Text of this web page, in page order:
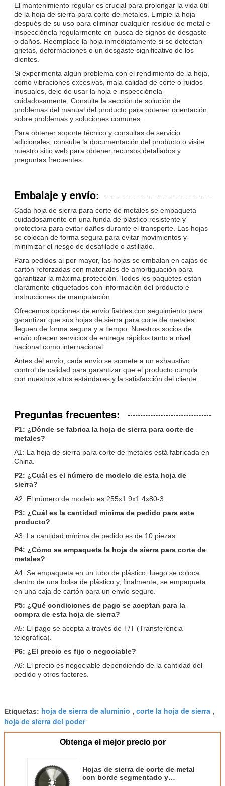
El mantenimiento regular es crucial para prolongar la vida útil
de la hoja de sierra para corte de metales. Limpie la hoja
después de su uso para eliminar cualquier residuo de metal e
inspecciónela regularmente en busca de signos de desgaste
o daños. Reemplace la hoja inmediatamente si se detectan
grietas, deformaciones o un desgaste significativo de los
dientes.
Si experimenta algún problema con el rendimiento de la hoja,
como vibraciones excesivas, mala calidad de corte o ruidos
inusuales, deje de usar la hoja e inspecciónela
cuidadosamente. Consulte la sección de solución de
problemas del manual del producto para obtener orientación
sobre problemas y soluciones comunes.
Para obtener soporte técnico y consultas de servicio
adicionales, consulte la documentación del producto o visite
nuestro sitio web para obtener recursos detallados y
preguntas frecuentes.
Embalaje y envío:
Cada hoja de sierra para corte de metales se empaqueta
cuidadosamente en una funda de plástico resistente y
protectora para evitar daños durante el transporte. Las hojas
se colocan de forma segura para evitar movimientos y
minimizar el riesgo de desafilado o astillado.
Para pedidos al por mayor, las hojas se embalan en cajas de
cartón reforzadas con materiales de amortiguación para
garantizar la máxima protección. Todos los paquetes están
claramente etiquetados con información del producto e
instrucciones de manipulación.
Ofrecemos opciones de envío fiables con seguimiento para
garantizar que sus hojas de sierra para corte de metales
lleguen de forma segura y a tiempo. Nuestros socios de
envío ofrecen servicios de entrega rápidos tanto a nivel
nacional como internacional.
Antes del envío, cada envío se somete a un exhaustivo
control de calidad para garantizar que el producto cumpla
con nuestros altos estándares y la satisfacción del cliente.
Preguntas frecuentes:
P1: ¿Dónde se fabrica la hoja de sierra para corte de
metales?
A1: La hoja de sierra para corte de metales está fabricada en
China.
P2: ¿Cuál es el número de modelo de esta hoja de
sierra?
A2: El número de modelo es 255x1.9x1.4x80-3.
P3: ¿Cuál es la cantidad mínima de pedido para este
producto?
A3: La cantidad mínima de pedido es de 10 piezas.
P4: ¿Cómo se empaqueta la hoja de sierra para corte de
metales?
A4: Se empaqueta en un tubo de plástico, luego se coloca
dentro de una bolsa de plástico y, finalmente, se empaqueta
en una caja de cartón para un envío seguro.
P5: ¿Qué condiciones de pago se aceptan para la
compra de esta hoja de sierra?
A5: El pago se acepta a través de T/T (Transferencia
telegráfica).
P6: ¿El precio es fijo o negociable?
A6: El precio es negociable dependiendo de la cantidad del
pedido y otros factores.
Etiquetas: hoja de sierra de aluminio , corte la hoja de sierra ,
hoja de sierra del poder
Obtenga el mejor precio por
Hojas de sierra de corte de metal
con borde segmentado y